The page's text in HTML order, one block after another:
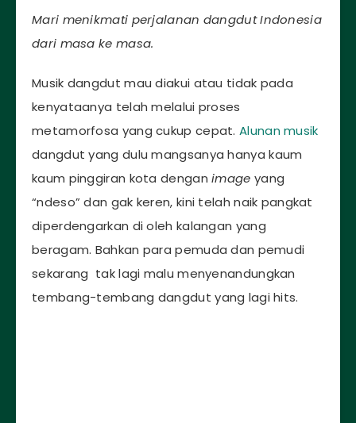
Mari menikmati perjalanan dangdut Indonesia
dari masa ke masa.
Musik dangdut mau diakui atau tidak pada
kenyataanya telah melalui proses
metamorfosa yang cukup cepat.Alunan musik
dangdut yang dulu mangsanya hanya kaum
kaum pinggiran kota denganimage yang
“ndeso” dan gak keren, kini telah naik pangkat
diperdengarkan di oleh kalangan yang
beragam. Bahkan para pemuda dan pemudi
sekarang tak lagi malu menyenandungkan
tembang-tembang dangdut yang lagi hits.